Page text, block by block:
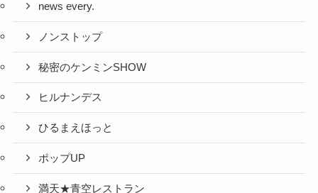
news every.
ノンストップ
秘密のケンミンSHOW
ヒルナンデス
ひるまえほっと
ポップUP
満天★青空レストラン